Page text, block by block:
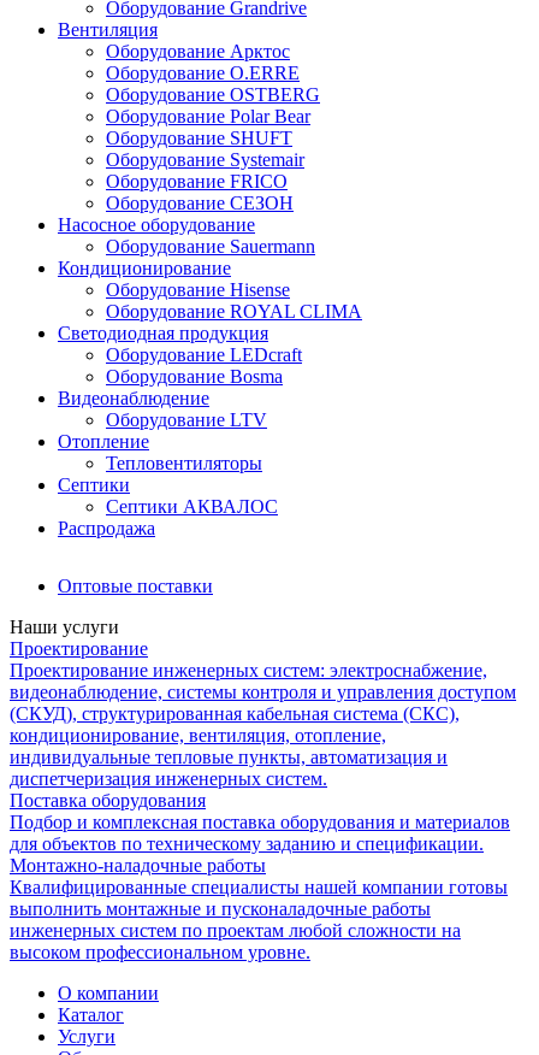
Оборудование Grandrive
Вентиляция
Оборудование Арктос
Оборудование O.ERRE
Оборудование OSTBERG
Оборудование Polar Bear
Оборудование SHUFT
Оборудование Systemair
Оборудование FRICO
Оборудование СЕЗОН
Насосное оборудование
Оборудование Sauermann
Кондиционирование
Оборудование Hisense
Оборудование ROYAL CLIMA
Светодиодная продукция
Оборудование LEDcraft
Оборудование Bosma
Видеонаблюдение
Оборудование LTV
Отопление
Тепловентиляторы
Септики
Септики АКВАЛОС
Распродажа
Оптовые поставки
Наши услуги
Проектирование
Проектирование инженерных систем: электроснабжение,
видеонаблюдение, системы контроля и управления доступом
(СКУД), структурированная кабельная система (СКС),
кондиционирование, вентиляция, отопление,
индивидуальные тепловые пункты, автоматизация и
диспетчеризация инженерных систем.
Поставка оборудования
Подбор и комплексная поставка оборудования и материалов
для объектов по техническому заданию и спецификации.
Монтажно-наладочные работы
Квалифицированные специалисты нашей компании готовы
выполнить монтажные и пусконаладочные работы
инженерных систем по проектам любой сложности на
высоком профессиональном уровне.
О компании
Каталог
Услуги